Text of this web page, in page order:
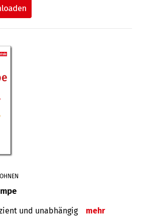
und unabhängig mehr